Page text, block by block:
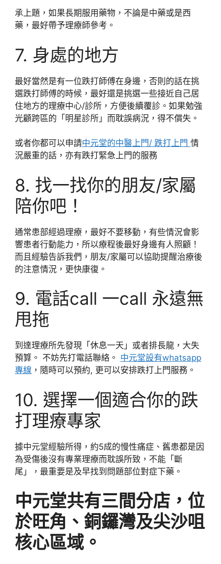
承上題，如果長期服用藥物，不論是中藥或是西
藥，最好帶予理療師參考。
7. 身處的地方
最好當然是有一位跌打師傅在身邊，否則的話在挑
選跌打師傅的時候，最好還是挑選一些接近自己居
住地方的理療中心/診所，方便後續覆診。如果勉強
光顧跨區的「明星診所」而耽誤病況，得不償失。
或者你都可以申請中元堂的中醫上門/ 跌打上門 情
況嚴重的話，亦有跌打緊急上門的服務
8. 找一找你的朋友/家屬
陪你吧！
通常患部經過理療，最好不要移動，有些情況會影
響患者行動能力，所以療程後最好身邊有人照顧！
而且經驗告訴我們，朋友/家屬可以協助提醒治療後
的注意情況，更快康復。
9. 電話call 一call 永遠無
甩拖
到達理療所先發現「休息一天」或者排長龍，大失
預算。 不妨先打電話聯絡。 中元堂設有whatsapp
專線 ，隨時可以預約, 更可以安排跌打上門服務。
10. 選擇一個適合你的跌
打理療專家
據中元堂經驗所得，約5成的慢性痛症、舊患都是因
為受傷後沒有專業理療而耽誤所致，不能「斷
尾」，最重要是及早找到問題部位對症下藥。
中元堂共有三間分店，位
於旺角、銅鑼灣及尖沙咀
核心區域。